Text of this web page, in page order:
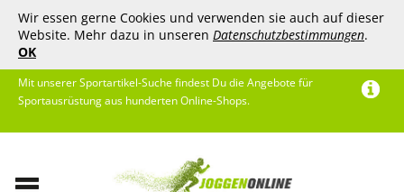
Wir essen gerne Cookies und verwenden sie auch auf dieser
Website. Mehr dazu in unseren Datenschutzbestimmungen.
OK
Mit unserer Sportartikel-Suche findest Du die Angebote für
Sportausrüstung aus hunderten Online-Shops.